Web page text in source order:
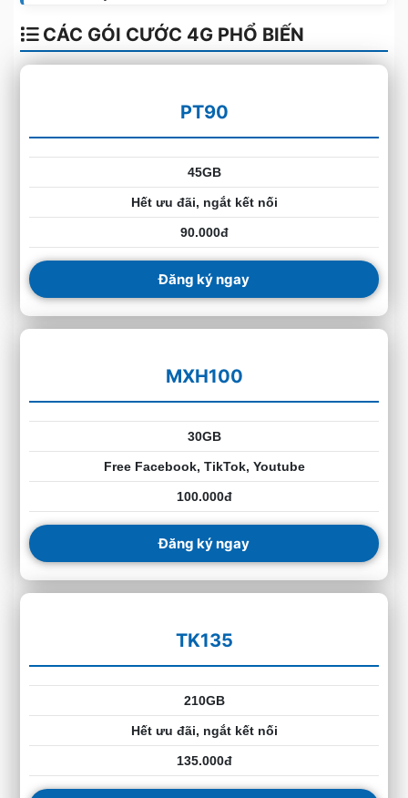
CÁC GÓI CƯỚC 4G PHỔ BIẾN
PT90
45GB
Hết ưu đãi, ngắt kết nối
90.000đ
Đăng ký ngay
MXH100
30GB
Free Facebook, TikTok, Youtube
100.000đ
Đăng ký ngay
TK135
210GB
Hết ưu đãi, ngắt kết nối
135.000đ